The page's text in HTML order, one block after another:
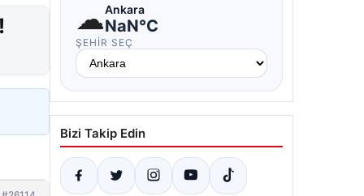
☁Ankara
NaN°C
ŞEHIR SEÇ
Bizi Takip Edin